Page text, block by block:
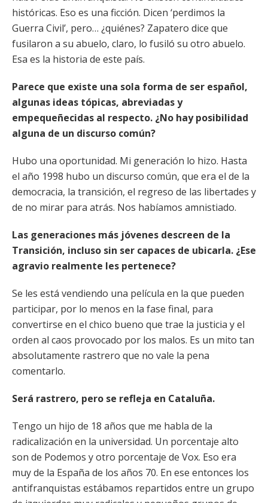
históricas. Eso es una ficción. Dicen ‘perdimos la
Guerra Civil’, pero… ¿quiénes? Zapatero dice que
fusilaron a su abuelo, claro, lo fusiló su otro abuelo.
Esa es la historia de este país.
Parece que existe una sola forma de ser español,
algunas ideas tópicas, abreviadas y
empequeñecidas al respecto. ¿No hay posibilidad
alguna de un discurso común?
Hubo una oportunidad. Mi generación lo hizo. Hasta
el año 1998 hubo un discurso común, que era el de la
democracia, la transición, el regreso de las libertades y
de no mirar para atrás. Nos habíamos amnistiado.
Las generaciones más jóvenes descreen de la
Transición, incluso sin ser capaces de ubicarla. ¿Ese
agravio realmente les pertenece?
Se les está vendiendo una película en la que pueden
participar, por lo menos en la fase final, para
convertirse en el chico bueno que trae la justicia y el
orden al caos provocado por los malos. Es un mito tan
absolutamente rastrero que no vale la pena
comentarlo.
Será rastrero, pero se refleja en Cataluña.
Tengo un hijo de 18 años que me habla de la
radicalización en la universidad. Un porcentaje alto
son de Podemos y otro porcentaje de Vox. Eso era
muy de la España de los años 70. En ese entonces los
antifranquistas estábamos repartidos entre un grupo